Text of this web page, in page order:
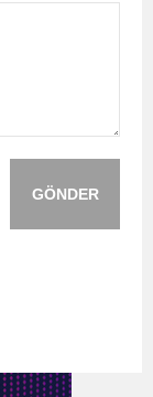
GÖNDER